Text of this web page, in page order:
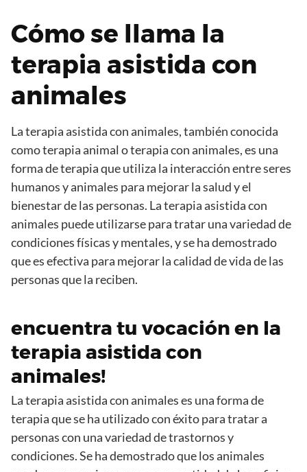
Cómo se llama la
terapia asistida con
animales
La terapia asistida con animales, también conocida
como terapia animal o terapia con animales, es una
forma de terapia que utiliza la interacción entre seres
humanos y animales para mejorar la salud y el
bienestar de las personas. La terapia asistida con
animales puede utilizarse para tratar una variedad de
condiciones físicas y mentales, y se ha demostrado
que es efectiva para mejorar la calidad de vida de las
personas que la reciben.
encuentra tu vocación en la
terapia asistida con
animales!
La terapia asistida con animales es una forma de
terapia que se ha utilizado con éxito para tratar a
personas con una variedad de trastornos y
condiciones. Se ha demostrado que los animales